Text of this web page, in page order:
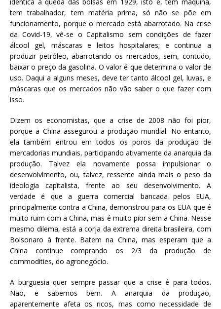
tem trabalhador, tem matéria prima, só não se põe em
funcionamento, porque o mercado está abarrotado. Na crise
da Covid-19, vê-se o Capitalismo sem condições de fazer
álcool gel, máscaras e leitos hospitalares; e continua a
produzir petróleo, abarrotando os mercados, sem, contudo,
baixar o preço da gasolina. O valor é que determina o valor de
uso. Daqui a alguns meses, deve ter tanto álcool gel, luvas, e
máscaras que os mercados não vão saber o que fazer com
isso.
Dizem os economistas, que a crise de 2008 não foi pior,
porque a China assegurou a produção mundial. No entanto,
ela também entrou em todos os poros da produção de
mercadorias mundiais, participando ativamente da anarquia da
produção. Talvez ela novamente possa impulsionar o
desenvolvimento, ou, talvez, ressente ainda mais o peso da
ideologia capitalista, frente ao seu desenvolvimento. A
verdade é que a guerra comercial bancada pelos EUA,
principalmente contra a China, demonstrou para os EUA que é
muito ruim com a China, mas é muito pior sem a China. Nesse
mesmo dilema, está a corja da extrema direita brasileira, com
Bolsonaro à frente. Batem na China, mas esperam que a
China continue comprando os 2/3 da produção de
commodities, do agronegócio.
A burguesia quer sempre passar que a crise é para todos.
Não, e sabemos bem. A anarquia da produção,
aparentemente afeta os ricos, mas como necessidade de